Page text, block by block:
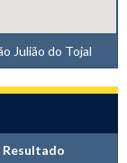
Julião do Tojal
Resultado